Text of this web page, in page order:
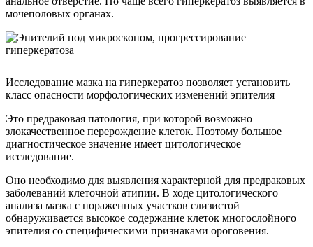
мочеполовых органах.
Исследование мазка на гиперкератоз позволяет установить
класс опасности морфологических изменений эпителия
Это предраковая патология, при которой возможно
злокачественное перерождение клеток. Поэтому большое
диагностическое значение имеет цитологическое
исследование.
Оно необходимо для выявления характерной для предраковых
заболеваний клеточной атипии. В ходе цитологического
анализа мазка с пораженных участков слизистой
обнаруживается высокое содержание клеток многослойного
эпителия со специфическими признаками ороговения.